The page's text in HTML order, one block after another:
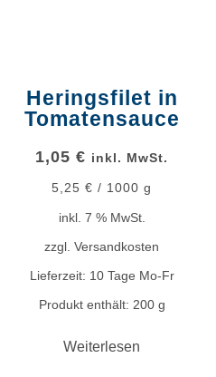
Heringsfilet in
Tomatensauce
1,05€ inkl. MwSt.
5,25€ / 1000 g
inkl. 7 % MwSt.
zzgl.Versandkosten
Lieferzeit: 10 Tage Mo-Fr
Produkt enthält: 200 g
Weiterlesen